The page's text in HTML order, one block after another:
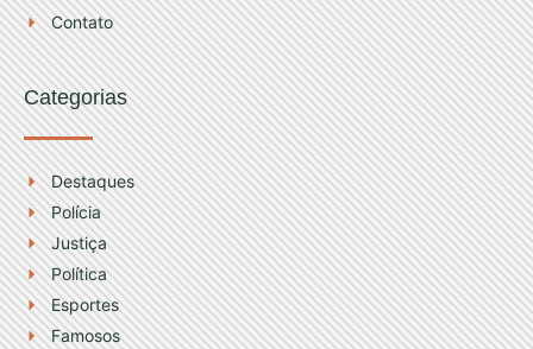
Contato
Categorias
Destaques
Polícia
Justiça
Política
Esportes
Famosos